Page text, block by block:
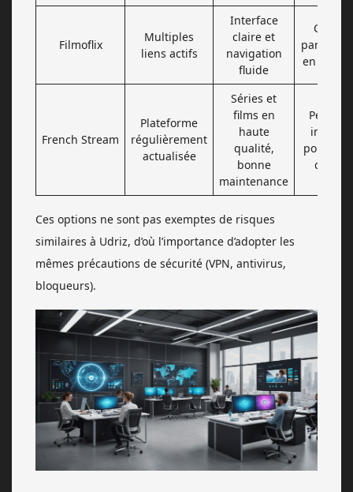
Filmoflix
Multiples
liens actifs
Interface
claire et
navigation
fluide
parfois
en
French Stream
Plateforme
régulièrement
actualisée
Séries et
films en
haute
qualité,
bonne
maintenance
Peut
pour
Ces options ne sont pas exemptes de risques
similaires à Udriz, d’où l’importance d’adopter les
mêmes précautions de sécurité (VPN, antivirus,
bloqueurs).